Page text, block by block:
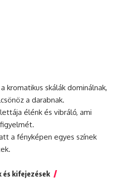
kromatikus skálák dominálnak,
a darabnak.
élénk és vibráló, ami
a fényképen egyes színek
és kifejezések